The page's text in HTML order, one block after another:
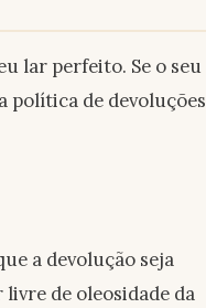
lar perfeito. Se o seu
política de devoluções
a devolução seja
de oleosidade da